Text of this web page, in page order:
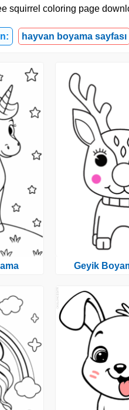
squirrel coloring page
hayvan boyama sayfası
Geyik